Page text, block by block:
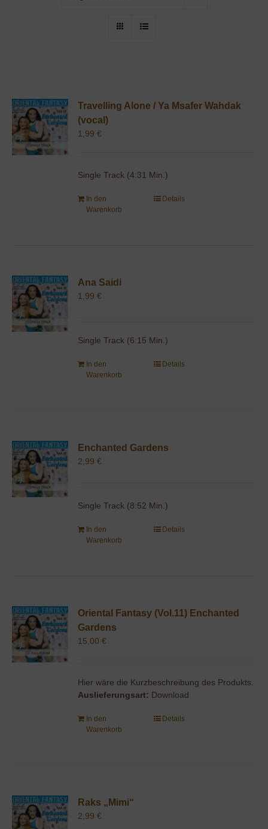
Travelling Alone / Ya Msafer Wahdak
(vocal)
1,99€
Single Track (4:31 Min.)
In den
Warenkorb
Details
Ana Saidi
1,99€
Single Track (6:15 Min.)
In den
Warenkorb
Details
Enchanted Gardens
2,99€
Single Track (8:52 Min.)
In den
Warenkorb
Details
Oriental Fantasy (Vol.11) Enchanted
Gardens
15,00€
Hier wäre die Kurzbeschreibung des Produkts.
Auslieferungsart: Download
In den
Warenkorb
Details
Raks „Mimi“
2,99€